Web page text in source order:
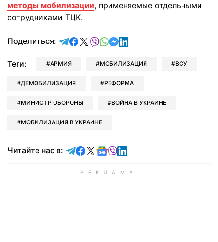
методы мобилизации, применяемые отдельными
сотрудниками ТЦК.
Поделиться: отправить в Telegram
поделиться в Facebook
поделиться в X
отправить в Viber
отправить в Whatsapp
отправить в Messenger
отправить в LinkedIn
Теги: АРМИЯ МОБИЛИЗАЦИЯ ВСУ
ДЕМОБИЛИЗАЦИЯ РЕФОРМА
МИНИСТР ОБОРОНЫ ВОЙНА В УКРАИНЕ
МОБИЛИЗАЦИЯ В УКРАИНЕ
Читайте нас в: Читайте в Telegram
Читайте в Facebook
Читайте в X
Читайте в Google news
Читайте в Viber
Читайте в LinkedIn